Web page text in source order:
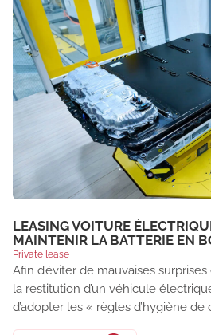
LEASING VOITURE
MAINTENIR LA BATTERIE EN
Private lease
Afin d’éviter de mauvaises
la restitution d’un véhicule
d’adopter les « règles d’hygiène de